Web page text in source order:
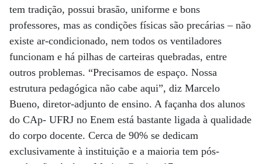
tem tradição, possui brasão, uniforme e bons
professores, mas as condições físicas são precárias – não
existe ar-condicionado, nem todos os ventiladores
funcionam e há pilhas de carteiras quebradas, entre
outros problemas. “Precisamos de espaço. Nossa
estrutura pedagógica não cabe aqui”, diz Marcelo
Bueno, diretor-adjunto de ensino. A façanha dos alunos
do CAp- UFRJ no Enem está bastante ligada à qualidade
do corpo docente. Cerca de 90% se dedicam
exclusivamente à instituição e a maioria tem pós-